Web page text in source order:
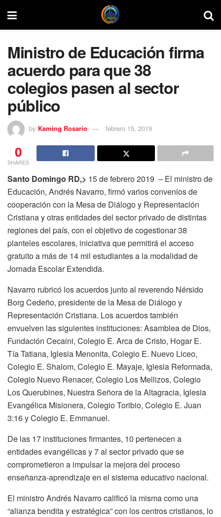
Ministro de Educación firma
acuerdo para que 38
colegios pasen al sector
público
by Kaming Rosario febrero 15, 2019
0
SHARES
Santo Domingo RD,> 15 de febrero 2019 – El ministro de
Educación, Andrés Navarro, firmó varios convenios de
cooperación con la Mesa de Diálogo y Representación
Cristiana y otras entidades del sector privado de distintas
regiones del país, con el objetivo de cogestionar 38
planteles escolares, iniciativa que permitirá el acceso
gratuito a más de 14 mil estudiantes a la modalidad de
Jornada Escolar Extendida.
Navarro rubricó los acuerdos junto al reverendo Nérsido
Borg Cedeño, presidente de la Mesa de Diálogo y
Representación Cristiana. Los acuerdos también
envuelven las siguientes instituciones: Asamblea de Dios,
Fundación Cecaini, Colegio E. Arca de Cristo, Hogar E.
Tía Tatiana, Iglesia Menonita, Colegio E. Nuevo Liceo,
Colegio E. Shalom, Colegio E. Mayaje, Iglesia Reformada,
Colegio Nuevo Renacer, Colegio Los Mellizos, Colegio
Los Querubines, Nuestra Señora de la Altagracia, Iglesia
Evangélica Misionera, Colegio Toribio, Colegio E. Juan
3:16 y Colegio E. Emmanuel.
De las 17 instituciones firmantes, 10 pertenecen a
entidades evangélicas y 7 al sector privado que se
comprometieron a impulsar la mejora del proceso
enseñanza-aprendizaje en el sistema educativo nacional.
El ministro Andrés Navarro calificó la misma como una
“alianza bendita y estratégica” con los centros cristianos, lo